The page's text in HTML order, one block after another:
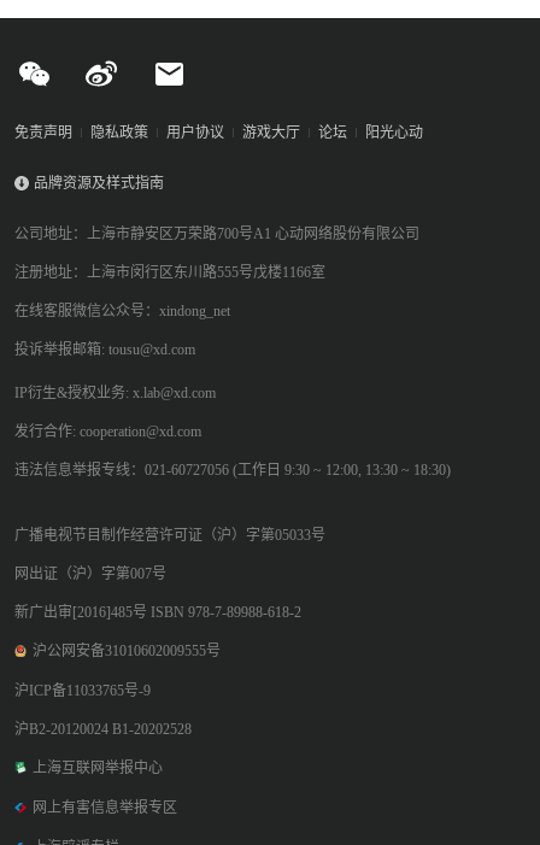
免责声明 隐私政策 用户协议 游戏大厅 论坛 阳光心动
品牌资源及样式指南
公司地址：上海市静安区万荣路700号A1 心动网络股份有限公司
注册地址：上海市闵行区东川路555号戊楼1166室
在线客服微信公众号：xindong_net
投诉举报邮箱: tousu@xd.com
IP衍生&授权业务: x.lab@xd.com
发行合作: cooperation@xd.com
违法信息举报专线：021-60727056 (工作日 9:30 ~ 12:00, 13:30 ~ 18:30)
广播电视节目制作经营许可证（沪）字第05033号
网出证（沪）字第007号
新广出审[2016]485号 ISBN 978-7-89988-618-2
沪公网安备31010602009555号
沪ICP备11033765号-9
沪B2-20120024 B1-20202528
上海互联网举报中心
网上有害信息举报专区